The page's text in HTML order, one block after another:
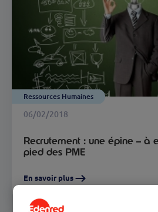
Ressources Humaines
06/02/2018
Recrutement : une épine – à
pied des PME
En savoir plus